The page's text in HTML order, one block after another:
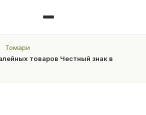
Томари
товаров Честный знак в